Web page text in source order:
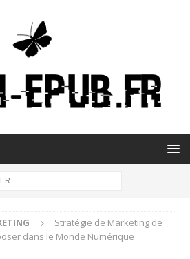
Stratégie de Marketing de
dans le Monde Numérique